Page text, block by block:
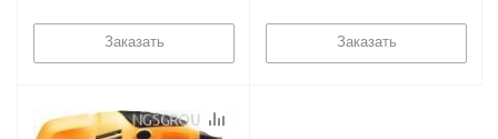
Заказать Заказать